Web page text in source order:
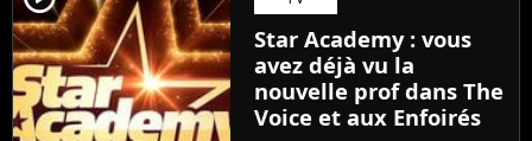
du silence et se dit
soulagé de ne plus être
sur...
Star Academy : vous
avez déjà vu la
nouvelle prof dans The
Voice et aux Enfoirés